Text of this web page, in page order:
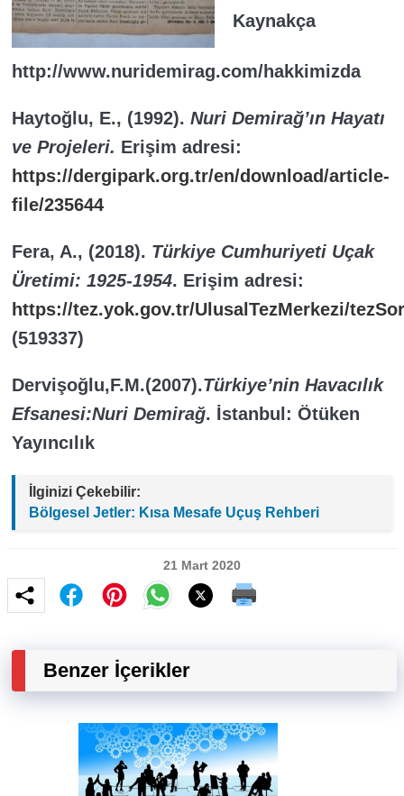
Kaynakça
http://www.nuridemirag.com/hakkimizda
Haytoğlu, E., (1992). Nuri Demirağ’ın Hayatı
ve Projeleri. Erişim adresi:
https://dergipark.org.tr/en/download/article-
file/235644
Fera, A., (2018). Türkiye Cumhuriyeti Uçak
Üretimi: 1925-1954. Erişim adresi:
https://tez.yok.gov.tr/UlusalTezMerkezi/
(519337)
Dervişoğlu,F.M.(2007).Türkiye’nin Havacılık
Efsanesi:Nuri Demirağ. İstanbul: Ötüken
Yayıncılık
İlginizi Çekebilir:
Bölgesel Jetler: Kısa Mesafe Uçuş Rehberi
21 Mart 2020
Benzer İçerikler